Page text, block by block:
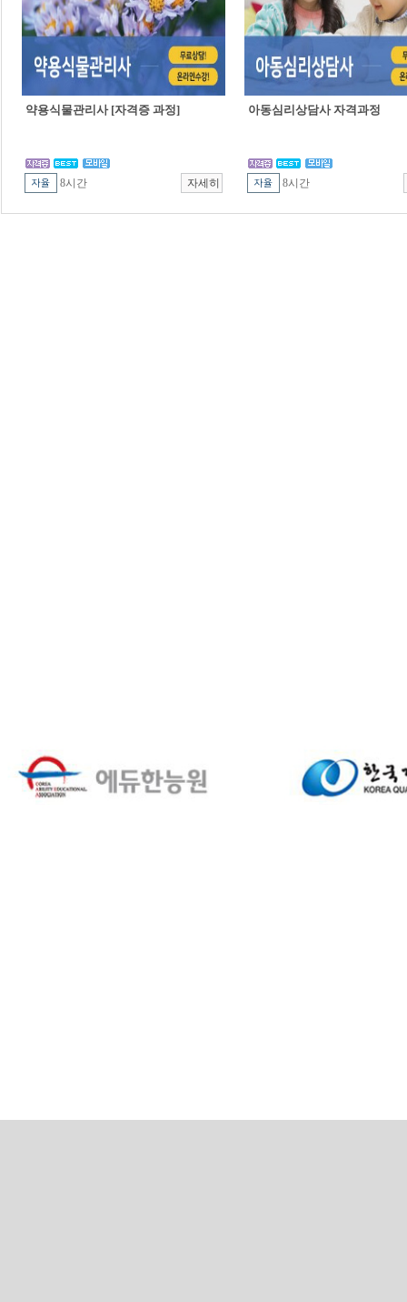
약용식물관리사 [자격증 과정]
8시간
아동심리상담사 자격과정
8시간